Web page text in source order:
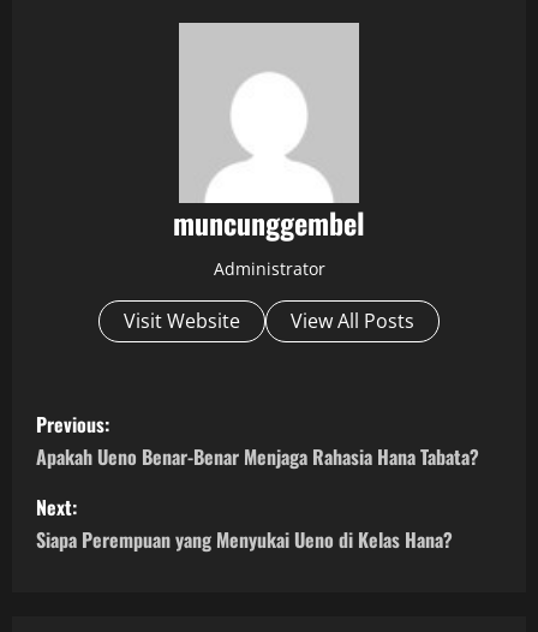
muncunggembel
Administrator
Visit Website View All Posts
P
o
s
t
Previous:
Apakah Ueno Benar-Benar Menjaga Rahasia Hana Tabata?
Next:
Siapa Perempuan yang Menyukai Ueno di Kelas Hana?